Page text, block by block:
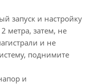
запуск и настройку
метра, затем, не
и не
поднимите
и